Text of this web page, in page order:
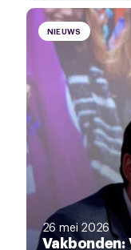
NIEUWS
26 mei 2026